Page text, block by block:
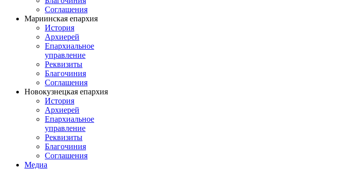
Соглашения
Мариинская епархия
История
Архиерей
Епархиальное
управление
Реквизиты
Благочиния
Соглашения
Новокузнецкая епархия
История
Архиерей
Епархиальное
управление
Реквизиты
Благочиния
Соглашения
Медиа